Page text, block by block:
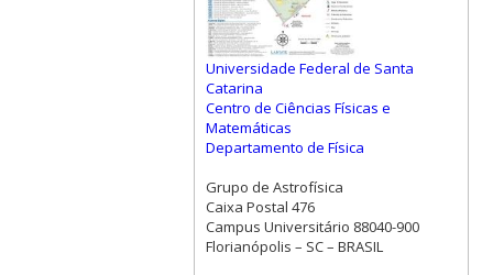
Universidade Federal de Santa
Catarina
Centro de Ciências Físicas e
Matemáticas
Departamento de Física
Grupo de Astrofísica
Caixa Postal 476
Campus Universitário 88040-900
Florianópolis – SC – BRASIL